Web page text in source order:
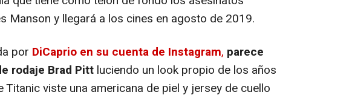
Manson y llegará a los cines en agosto de 2019.
por DiCaprio en su cuenta de Instagram, parece
rodaje Brad Pitt luciendo un look propio de los años
Titanic viste una americana de piel y jersey de cuello